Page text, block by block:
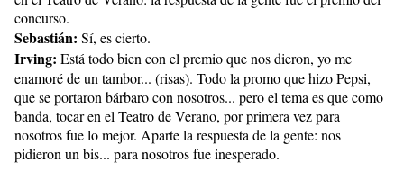
concurso.
Sebastián: Sí, es cierto.
Irving: Está todo bien con el premio que nos dieron, yo me
enamoré de un tambor... (risas). Todo la promo que hizo Pepsi,
que se portaron bárbaro con nosotros... pero el tema es que como
banda, tocar en el Teatro de Verano, por primera vez para
nosotros fue lo mejor. Aparte la respuesta de la gente: nos
pidieron un bis... para nosotros fue inesperado.